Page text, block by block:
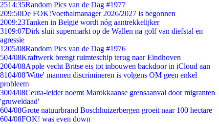
2514:35Random Pics van de Dag #1977
209:50De FOK!Voetbalmanager 2026/2027 is begonnen
2009:23Tanken in België wordt nóg aantrekkelijker
3109:07Dirk sluit supermarkt op de Wallen na golf van diefstal en
agressie
1205/08Random Pics van de Dag #1976
504/08Kraftwerk brengt ruimteschip terug naar Eindhoven
2004/08Apple vecht Britse eis tot inbouwen backdoor in iCloud aan
8104/08'Witte' mannen discrimineren is volgens OM geen enkel
probleem
3004/08Ceuta-leider noemt Marokkaanse grensaanval door migranten
'gruweldaad'
604/08Grote natuurbrand Boschhuizerbergen groeit naar 100 hectare
604/08FOK! was even down